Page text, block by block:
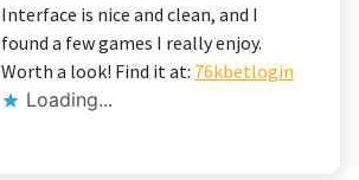
Interface is nice and clean, and I
found a few games I really enjoy.
Worth a look! Find it at: 76kbetlogin
Loading...